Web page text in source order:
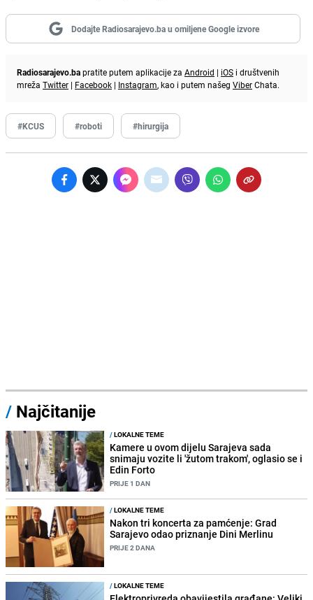
Dodajte Radiosarajevo.ba u omiljene Google izvore
Radiosarajevo.bapratite putem aplikacije za Android | iOS i društvenih
mreža Twitter | Facebook | Instagram, kao i putem našeg ViberChata.
#KCUS #roboti #hirurgija
/ Najčitanije
/LOKALNE TEME
Kamere u ovom dijelu Sarajeva sada
snimaju vozite li 'žutom trakom', oglasio se i
Edin Forto
PRIJE 1 DAN
/LOKALNE TEME
Nakon tri koncerta za pamćenje: Grad
Sarajevo odao priznanje Dini Merlinu
PRIJE 2 DANA
/LOKALNE TEME